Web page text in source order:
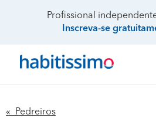
Profissional
Inscreva-se
« Pedreiros